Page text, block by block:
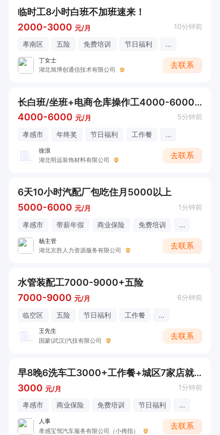
临时工8小时白班不加班速来！
2000-3000 元/月 10分钟前
孝南区 五险 免费培训 节日福利 ...
丁女士
湖北旭博创通信技术有限公司
去联系
长白班/坐班+电商仓库操作工4000-6000元
4000-6000 元/月 5分钟前
孝感市 年终奖 节日福利 工作餐 ...
徐浪
湖北明远装饰材料有限公司
去联系
6天10小时汽配厂包吃住月5000以上
5000-6000 元/月 1分钟前
孝感市 带薪年假 商业保险 免费培训 ...
杨主管
湖北京胜人力资源服务有限公司
去联系
水管装配工7000-9000+五险
7000-9000 元/月 6分钟前
临空区 五险 节日福利 工作餐 ...
王先生
国蒙(武汉)汽技有限公司
去联系
早8晚6洗车工3000+工作餐+城区7家店就近分配（接受大龄工）
3000 元/月 1分钟前
孝感市 商业保险 免费培训 节日福利 ...
人事
孝感宝驾汽车服务有限公司（小拇指）
去联系